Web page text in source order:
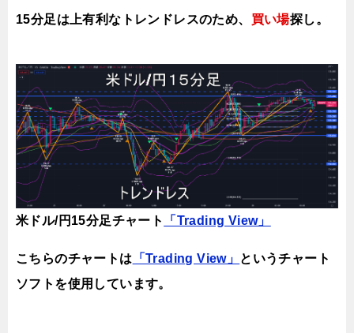
15分足は上有利な トレンドレスのため、 買い場探し。
米ドル/円15分足チャート 「Trading View」
こちらのチャートは 「Trading View」 というチャート
ソフトを使用しています。